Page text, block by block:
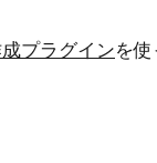
プラグインを使